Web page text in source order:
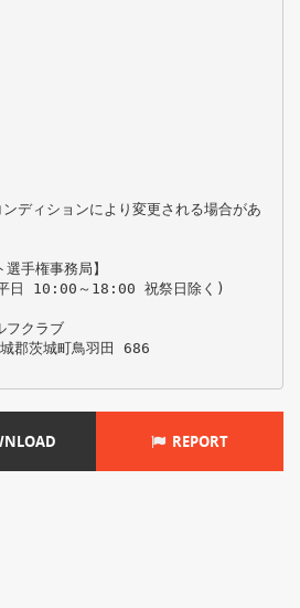
ディションにより変更される場合があ
手権事務局】
10:00～18:00 祝祭日除く)
フクラブ
郡茨城町鳥羽田 686
REPORT